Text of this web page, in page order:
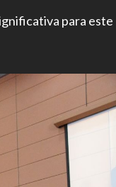
para este